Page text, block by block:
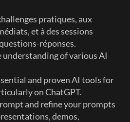
pratiques, aux
et à des sessions
réponses.
understanding of various AI
and proven AI tools for
on ChatGPT.
and refine your prompts
demos,